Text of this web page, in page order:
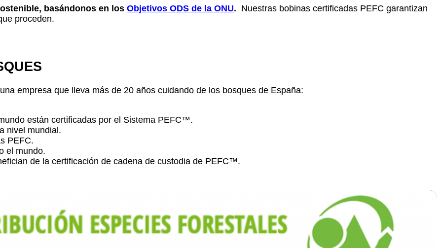
basándonos en los Objetivos ODS de la ONU. Nuestras bobinas certificadas PEFC garantizan
proceden.
empresa que lleva más de 20 años cuidando de los bosques de España:
están certificadas por el Sistema PEFC™.
nivel mundial.
PEFC.
el mundo.
de la certificación de cadena de custodia de PEFC™.